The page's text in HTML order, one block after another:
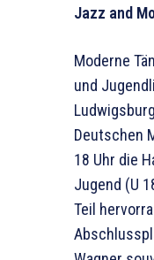
Jazz and
Moderne
und
Deutschen
18 Uhr die
Jugend (U
Teil